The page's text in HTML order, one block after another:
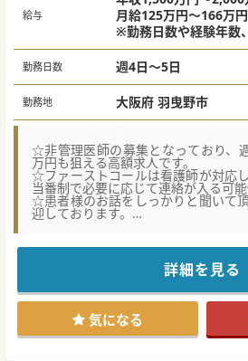
給与
月給125万円～166万円
※勤務日数や経験年数
る
勤務日数 週4日～5日
勤務地 大阪府 羽曳野市
☆非管理医師の募集となっており、
万円も狙える高額求人です。
☆ファーストコールは看護師が対応
当番制で必要に応じて連絡が入る可能
☆患者様のお話をしっかりと聞いて
迎しております。
精神保健指定医をお持ちの先生は尚歓
訪問体制は医師、看護師、ドライバ
近年移転したばかりの綺麗なクリニ
#秋入職可
詳細を見る
気になる